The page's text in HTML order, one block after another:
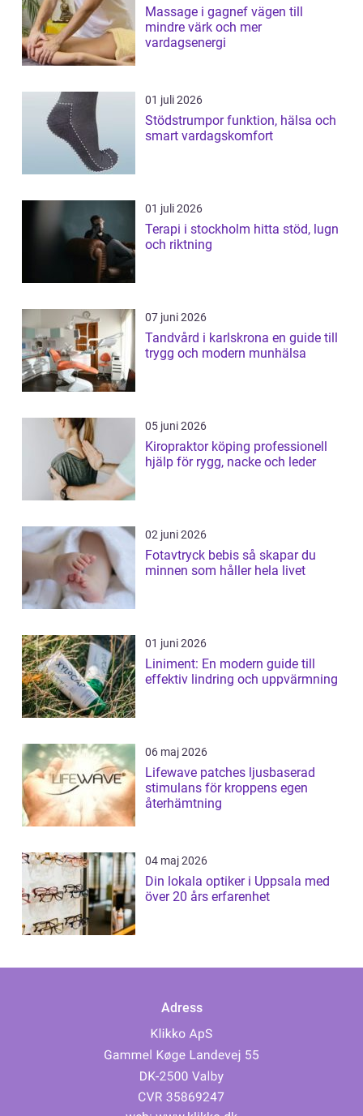
Massage i gagnef vägen till
mindre värk och mer
vardagsenergi
01 juli 2026
Stödstrumpor funktion, hälsa och
smart vardagskomfort
01 juli 2026
Terapi i stockholm hitta stöd, lugn
och riktning
07 juni 2026
Tandvård i karlskrona en guide till
trygg och modern munhälsa
05 juni 2026
Kiropraktor köping professionell
hjälp för rygg, nacke och leder
02 juni 2026
Fotavtryck bebis så skapar du
minnen som håller hela livet
01 juni 2026
Liniment: En modern guide till
effektiv lindring och uppvärmning
06 maj 2026
Lifewave patches ljusbaserad
stimulans för kroppens egen
återhämtning
04 maj 2026
Din lokala optiker i Uppsala med
över 20 års erfarenhet
Adress